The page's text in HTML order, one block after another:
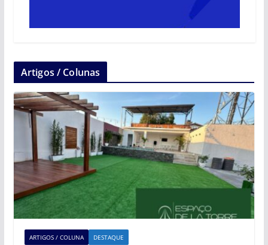
Artigos / Colunas
ARTIGOS / COLUNA DESTAQUE